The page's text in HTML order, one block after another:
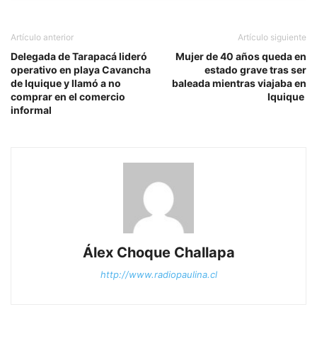
Artículo anterior
Delegada de Tarapacá lideró
operativo en playa Cavancha
de Iquique y llamó a no
comprar en el comercio
informal
Artículo siguiente
Mujer de 40 años queda en
estado grave tras ser
baleada mientras viajaba en
Iquique
Álex Choque Challapa
http://www.radiopaulina.cl